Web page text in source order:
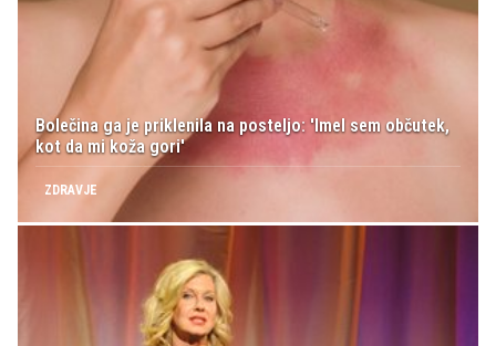
Bolečina ga je priklenila na posteljo: 'Imel sem občutek,
kot da mi koža gori'
ZDRAVJE